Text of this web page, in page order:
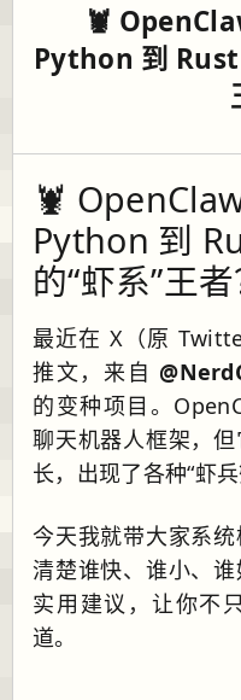
🦞
Python 到 Rust
🦞
Python 到
的“虾系”王者
最近在 X（原
推文，来自
的变种项目。
聊天机器人框架，
长，出现了各种“虾兵
今天我就带大家系
清楚谁快、谁小、
实用建议，让你不
道。